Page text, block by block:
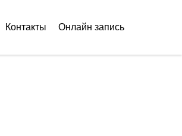
Контакты Онлайн запись